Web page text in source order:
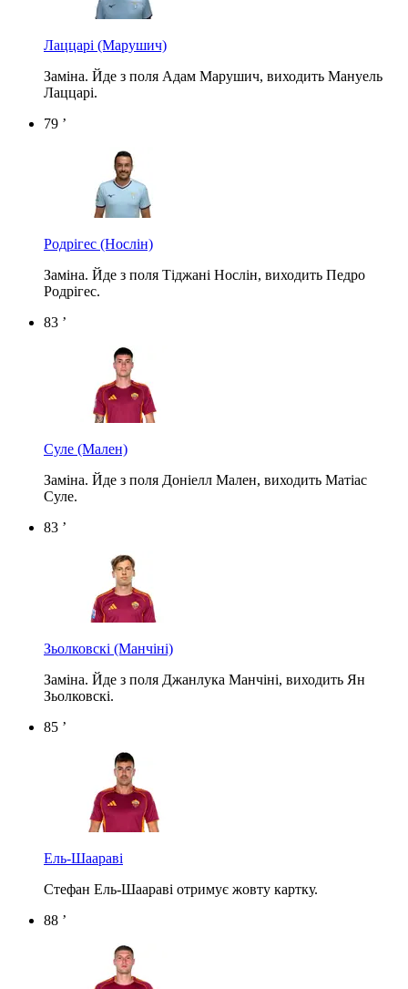
Лаццарі (Марушич)
Заміна. Йде з поля Адам Марушич, виходить Мануель
Лаццарі.
79 ’
Родрігес (Нослін)
Заміна. Йде з поля Тіджані Нослін, виходить Педро
Родрігес.
83 ’
Суле (Мален)
Заміна. Йде з поля Доніелл Мален, виходить Матіас
Суле.
83 ’
Зьолковскі (Манчіні)
Заміна. Йде з поля Джанлука Манчіні, виходить Ян
Зьолковскі.
85 ’
Ель-Шаараві
Стефан Ель-Шаараві отримує жовту картку.
88 ’